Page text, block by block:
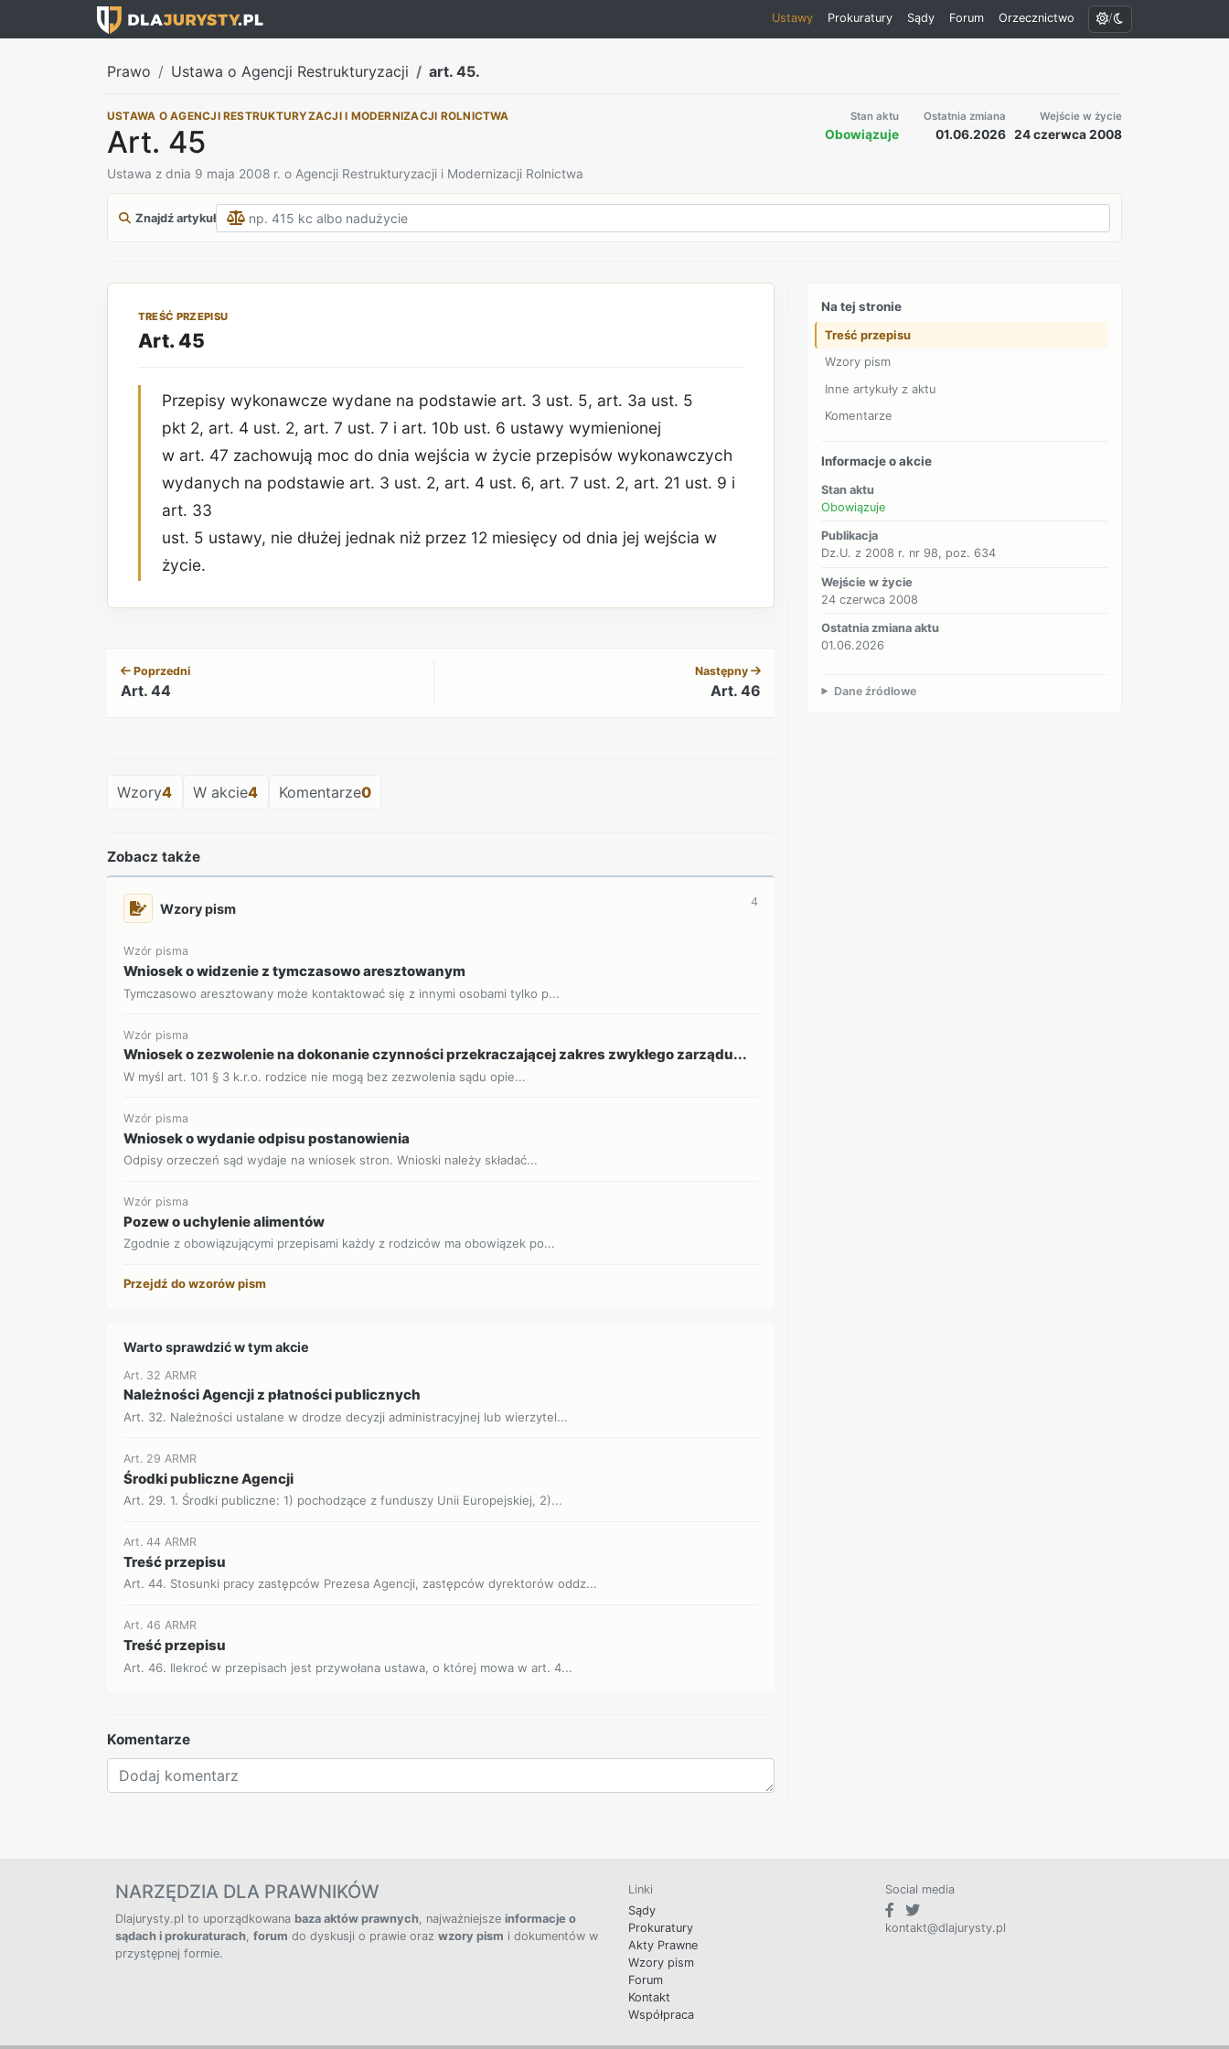
Ustawy Prokuratury Sądy Forum Orzecznictwo /
Prawo Ustawa o Agencji Restrukturyzacji art. 45.
USTAWA O AGENCJI RESTRUKTURYZACJI I MODERNIZACJI ROLNICTWA
Art. 45
Ustawa z dnia 9 maja 2008 r. o Agencji Restrukturyzacji i Modernizacji Rolnictwa
Stan aktu
Obowiązuje
Ostatnia zmiana
01.06.2026
Wejście w życie
24 czerwca 2008
Znajdź artykuł
TREŚĆ PRZEPISU
Art. 45
Przepisy wykonawcze wydane na podstawie art. 3 ust. 5, art. 3a ust. 5
pkt 2, art. 4 ust. 2, art. 7 ust. 7 i art. 10b ust. 6 ustawy wymienionej
w art. 47 zachowują moc do dnia wejścia w życie przepisów wykonawczych
wydanych na podstawie art. 3 ust. 2, art. 4 ust. 6, art. 7 ust. 2, art. 21 ust. 9 i
art. 33
ust. 5 ustawy, nie dłużej jednak niż przez 12 miesięcy od dnia jej wejścia w
życie.
Poprzedni
Art. 44
Następny
Art. 46
Wzory4 W akcie4 Komentarze0
Zobacz także
Wzory pism 4
Wzór pisma
Wniosek o widzenie z tymczasowo aresztowanym
Tymczasowo aresztowany może kontaktować się z innymi osobami tylko p...
Wzór pisma
Wniosek o zezwolenie na dokonanie czynności przekraczającej zakres zwykłego zarządu...
W myśl art. 101 § 3 k.r.o. rodzice nie mogą bez zezwolenia sądu opie...
Wzór pisma
Wniosek o wydanie odpisu postanowienia
Odpisy orzeczeń sąd wydaje na wniosek stron. Wnioski należy składać...
Wzór pisma
Pozew o uchylenie alimentów
Zgodnie z obowiązującymi przepisami każdy z rodziców ma obowiązek po...
Przejdź do wzorów pism
Warto sprawdzić w tym akcie
Art. 32 ARMR
Należności Agencji z płatności publicznych
Art. 32. Należności ustalane w drodze decyzji administracyjnej lub wierzytel...
Art. 29 ARMR
Środki publiczne Agencji
Art. 29. 1. Środki publiczne: 1) pochodzące z funduszy Unii Europejskiej, 2)...
Art. 44 ARMR
Treść przepisu
Art. 44. Stosunki pracy zastępców Prezesa Agencji, zastępców dyrektorów oddz...
Art. 46 ARMR
Treść przepisu
Art. 46. Ilekroć w przepisach jest przywołana ustawa, o której mowa w art. 4...
Komentarze
Na tej stronie
Treść przepisu
Wzory pism
Inne artykuły z aktu
Komentarze
Informacje o akcie
Stan aktu
Obowiązuje
Publikacja
Dz.U. z 2008 r. nr 98, poz. 634
Wejście w życie
24 czerwca 2008
Ostatnia zmiana aktu
01.06.2026
Dane źródłowe
NARZĘDZIA DLA PRAWNIKÓW
Dlajurysty.pl to uporządkowana baza aktów prawnych, najważniejsze informacje o
sądach i prokuraturach, forum do dyskusji o prawie oraz wzory pism i dokumentów w
przystępnej formie.
Linki
Sądy
Prokuratury
Akty Prawne
Wzory pism
Forum
Kontakt
Współpraca
Social media
kontakt@dlajurysty.pl